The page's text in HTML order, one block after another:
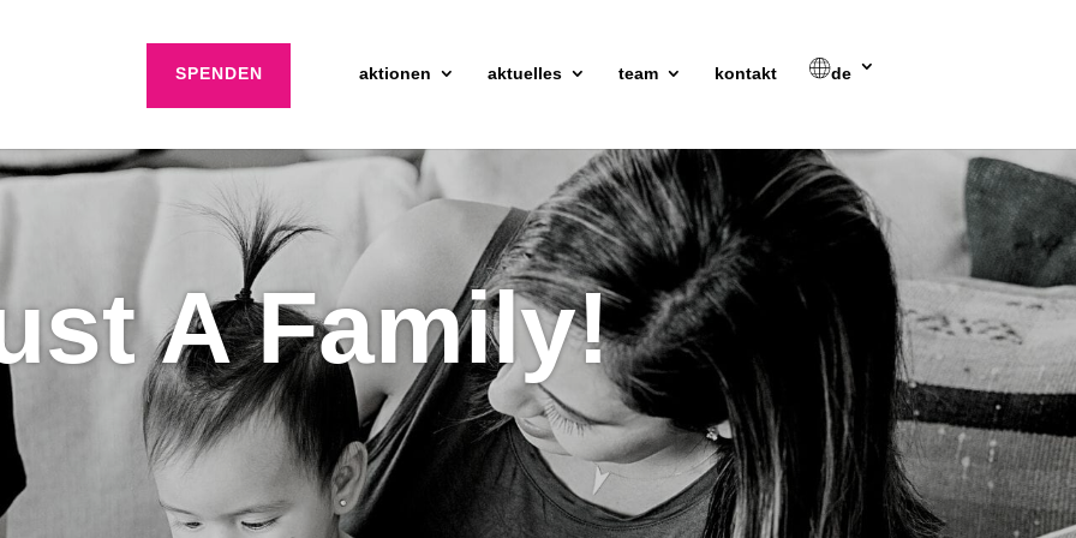
SPENDEN aktionen aktuelles team kontakt de
A Family!